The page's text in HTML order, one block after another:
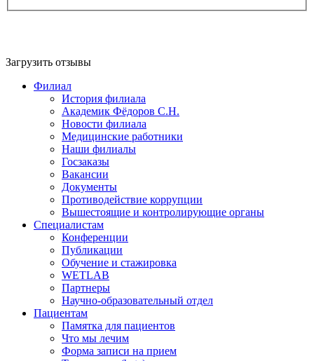
Загрузить отзывы
Филиал
История филиала
Академик Фёдоров С.Н.
Новости филиала
Медицинские работники
Наши филиалы
Госзаказы
Вакансии
Документы
Противодействие коррупции
Вышестоящие и контролирующие органы
Специалистам
Конференции
Публикации
Обучение и стажировка
WETLAB
Партнеры
Научно-образовательный отдел
Пациентам
Памятка для пациентов
Что мы лечим
Форма записи на прием